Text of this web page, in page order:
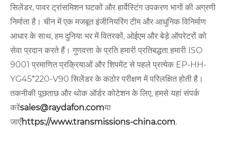
सिलेंडर, पावर ट्रांसमिशन घटकों और हार्वेस्टिंग उपकरण भागों की अग्रणी
निर्माता है। चीन में एक मजबूत इंजीनियरिंग टीम और आधुनिक विनिर्माण
आधार के साथ, हम दुनिया भर में वितरकों, ओईएम और बेड़े ऑपरेटरों को
सेवा प्रदान करते हैं। गुणवत्ता के प्रति हमारी प्रतिबद्धता हमारी ISO
9001 प्रमाणित प्रक्रियाओं और शिपमेंट से पहले प्रत्येक EP-HH-
YG45*220-V90 सिलेंडर के कठोर परीक्षण में परिलक्षित होती है।
तकनीकी पूछताछ और थोक ऑर्डर कोटेशन के लिए, हमसे यहां संपर्क
करेंsales@raydafon.comया
जाएँhttps://www.transmissions-china.com.